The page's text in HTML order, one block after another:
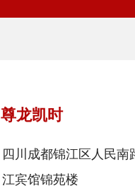
尊龙凯时
四川成都锦江区人民南
江宾馆锦苑楼